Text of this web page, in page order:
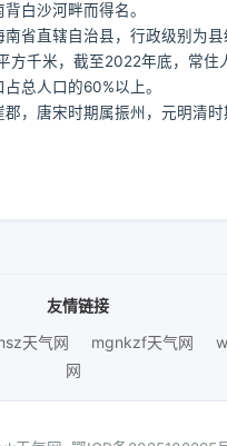
白沙河畔而得名。
省直辖自治县，行政级别为县
方千米，截至2022年底，常住
总人口的60%以上。
，唐宋时期属振州，元明清时
友情链接
天气网 mgnkzf天气网
网